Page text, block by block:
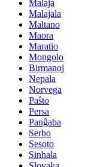
Malaja
Malajala
Maltano
Maora
Maratio
Mongolo
Birmanoj
Nepala
Norvega
Paŝto
Persa
Panĝaba
Serbo
Sesoto
Sinhala